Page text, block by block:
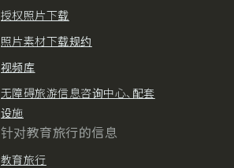
授权照片下载
照片素材下载规约
视频库
无障碍旅游信息咨询中心、配套
设施
针对教育旅行的信息
教育旅行